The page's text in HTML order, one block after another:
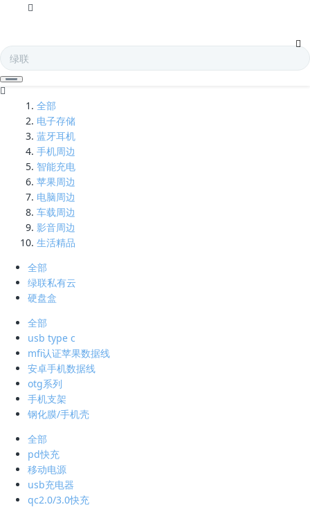
全部
电子存储
蓝牙耳机
手机周边
智能充电
苹果周边
电脑周边
车载周边
影音周边
生活精品
全部
绿联私有云
硬盘盒
全部
usb type c
mfi认证苹果数据线
安卓手机数据线
otg系列
手机支架
钢化膜/手机壳
全部
pd快充
移动电源
usb充电器
qc2.0/3.0快充